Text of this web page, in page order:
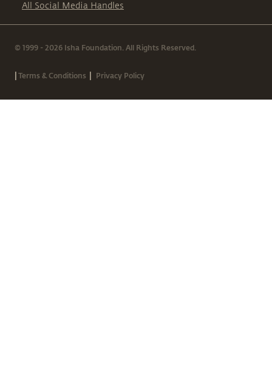
All Social Media Handles
© 1999 - 2026 Isha Foundation. All Rights Reserved.
|Terms & Conditions | Privacy Policy